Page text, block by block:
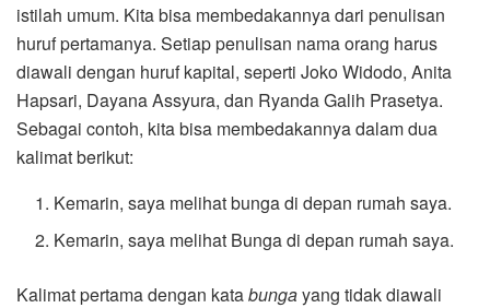
istilah umum. Kita bisa membedakannya dari penulisan
huruf pertamanya. Setiap penulisan nama orang harus
diawali dengan huruf kapital, seperti Joko Widodo, Anita
Hapsari, Dayana Assyura, dan Ryanda Galih Prasetya.
Sebagai contoh, kita bisa membedakannya dalam dua
kalimat berikut:
Kemarin, saya melihat bunga di depan rumah saya.
Kemarin, saya melihat Bunga di depan rumah saya.
Kalimat pertama dengan katabungayang tidak diawali